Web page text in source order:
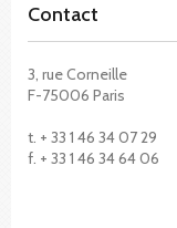
Contact
3, rue Corneille
F-75006 Paris
t. + 33 1 46 34 07 29
f. + 33 1 46 34 64 06